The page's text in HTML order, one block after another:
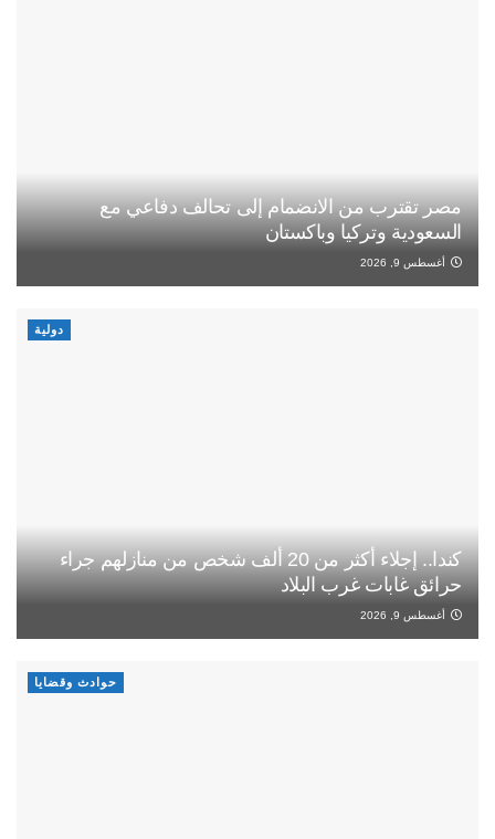
مصر تقترب من الانضمام إلى تحالف دفاعي مع
السعودية وتركيا وباكستان
أغسطس 9, 2026
دولية
كندا.. إجلاء أكثر من 20 ألف شخص من منازلهم جراء
حرائق غابات غرب البلاد
أغسطس 9, 2026
حوادث وقضايا